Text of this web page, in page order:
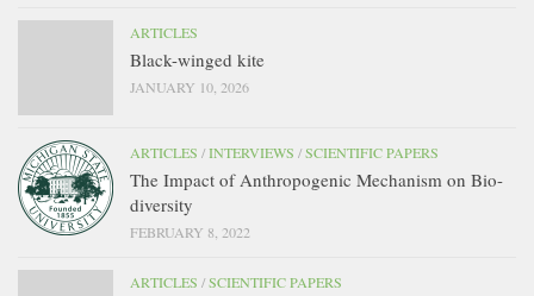
ARTICLES
Black-winged kite
JANUARY 10, 2026
ARTICLES /INTERVIEWS /SCIENTIFIC PAPERS
The Impact of Anthropogenic Mechanism on Bio-
diversity
FEBRUARY 8, 2022
ARTICLES /SCIENTIFIC PAPERS